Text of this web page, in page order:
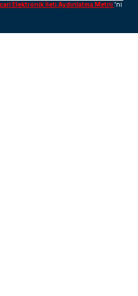
Elektronik İleti Aydınlatma Metni 'ni